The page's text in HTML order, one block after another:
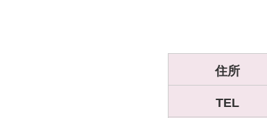
住所
TEL